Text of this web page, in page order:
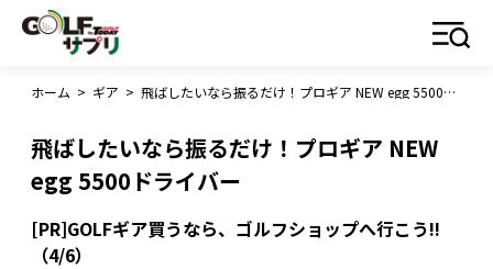
ホーム > ギア > 飛ばしたいなら振るだけ！プロギア NEW egg 5500ドライバー
飛ばしたいなら振るだけ！プロギア NEW
egg 5500ドライバー
[PR]GOLFギア買うなら、ゴルフショップへ行こう!!
（4/6）